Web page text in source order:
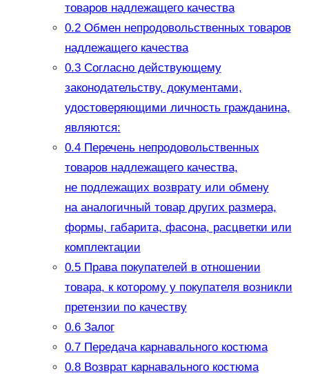
товаров надлежащего качества
0.2Обмен непродовольственных товаров
надлежащего качества
0.3Согласно действующему
законодательству, документами,
удостоверяющими личность гражданина,
являются:
0.4Перечень непродовольственных
товаров надлежащего качества,
не подлежащих возврату или обмену
на аналогичный товар других размера,
формы, габарита, фасона, расцветки или
комплектации
0.5Права покупателей в отношении
товара, к которому у покупателя возникли
претензии по качеству
0.6Залог
0.7Передача карнавального костюма
0.8Возврат карнавального костюма